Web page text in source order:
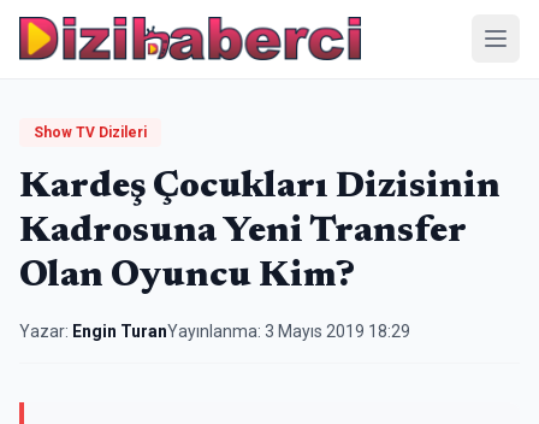
Show TV Dizileri
Kardeş Çocukları Dizisinin
Kadrosuna Yeni Transfer
Olan Oyuncu Kim?
Yazar: Engin TuranYayınlanma: 3 Mayıs 2019 18:29